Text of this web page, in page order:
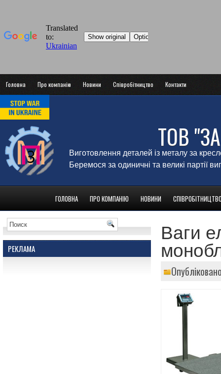
Головна Про компанію Новини Співробітництво Контакти
ТОВ
Виготовлення деталей із металу за
Беремося за одиничні та великі партії
ГОЛОВНА ПРО КОМПАНІЮ НОВИНИ
РЕКЛАМА
Ваги